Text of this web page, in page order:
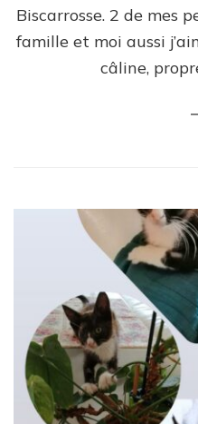
Biscarrosse. 2 de mes
famille et moi aussi
câline,